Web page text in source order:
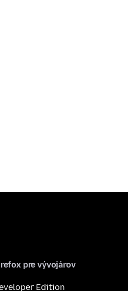
pre vývojárov
Edition